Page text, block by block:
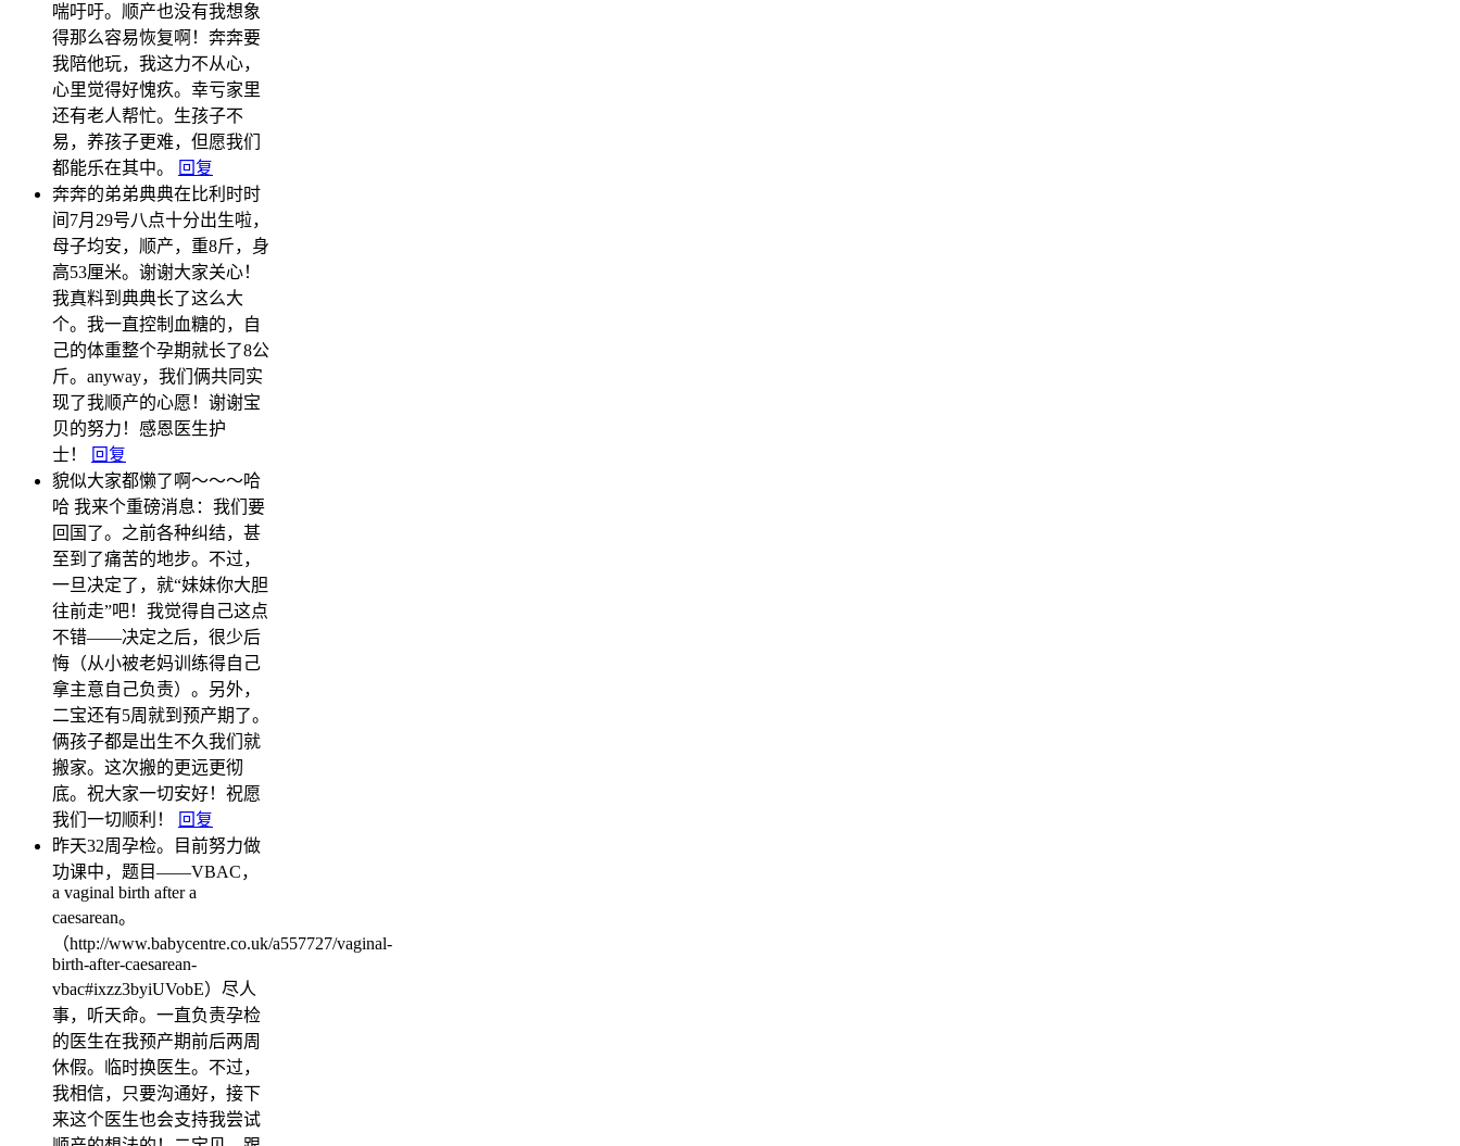
喘吁吁。顺产也没有我想象
得那么容易恢复啊！奔奔要
我陪他玩，我这力不从心，
心里觉得好愧疚。幸亏家里
还有老人帮忙。生孩子不
易，养孩子更难，但愿我们
都能乐在其中。
回复
奔奔的弟弟典典在比利时时
间7月29号八点十分出生啦，
母子均安，顺产，重8斤，身
高53厘米。谢谢大家关心！
我真料到典典长了这么大
个。我一直控制血糖的，自
己的体重整个孕期就长了8公
斤。anyway，我们俩共同实
现了我顺产的心愿！谢谢宝
贝的努力！感恩医生护
士！
回复
貌似大家都懒了啊～～～哈
哈 我来个重磅消息：我们要
回国了。之前各种纠结，甚
至到了痛苦的地步。不过，
一旦决定了，就“妹妹你大胆
往前走”吧！我觉得自己这点
不错——决定之后，很少后
悔（从小被老妈训练得自己
拿主意自己负责）。另外，
二宝还有5周就到预产期了。
俩孩子都是出生不久我们就
搬家。这次搬的更远更彻
底。祝大家一切安好！祝愿
我们一切顺利！
回复
昨天32周孕检。目前努力做
功课中，题目——VBAC，
a vaginal birth after a
caesarean。
（http://www.babycentre.co.uk/a557727/vaginal-
birth-after-caesarean-
vbac#ixzz3byiUVobE）尽人
事，听天命。一直负责孕检
的医生在我预产期前后两周
休假。临时换医生。不过，
我相信，只要沟通好，接下
来这个医生也会支持我尝试